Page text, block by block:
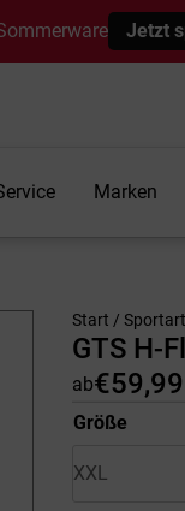
Jetzt
Marken
Start /
GTS H-
ab€59,99
Größe